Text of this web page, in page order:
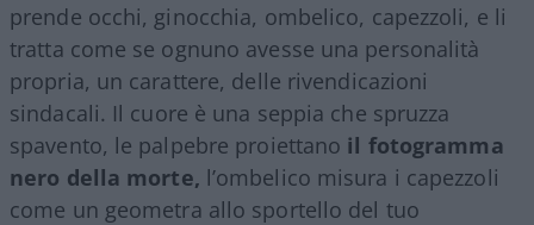
prende occhi, ginocchia, ombelico, capezzoli, e li
tratta come se ognuno avesse una personalità
propria, un carattere, delle rivendicazioni
sindacali. Il cuore è una seppia che spruzza
spavento, le palpebre proiettano il fotogramma
nero della morte, l’ombelico misura i capezzoli
come un geometra allo sportello del tuo